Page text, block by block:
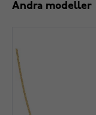
Andra modeller